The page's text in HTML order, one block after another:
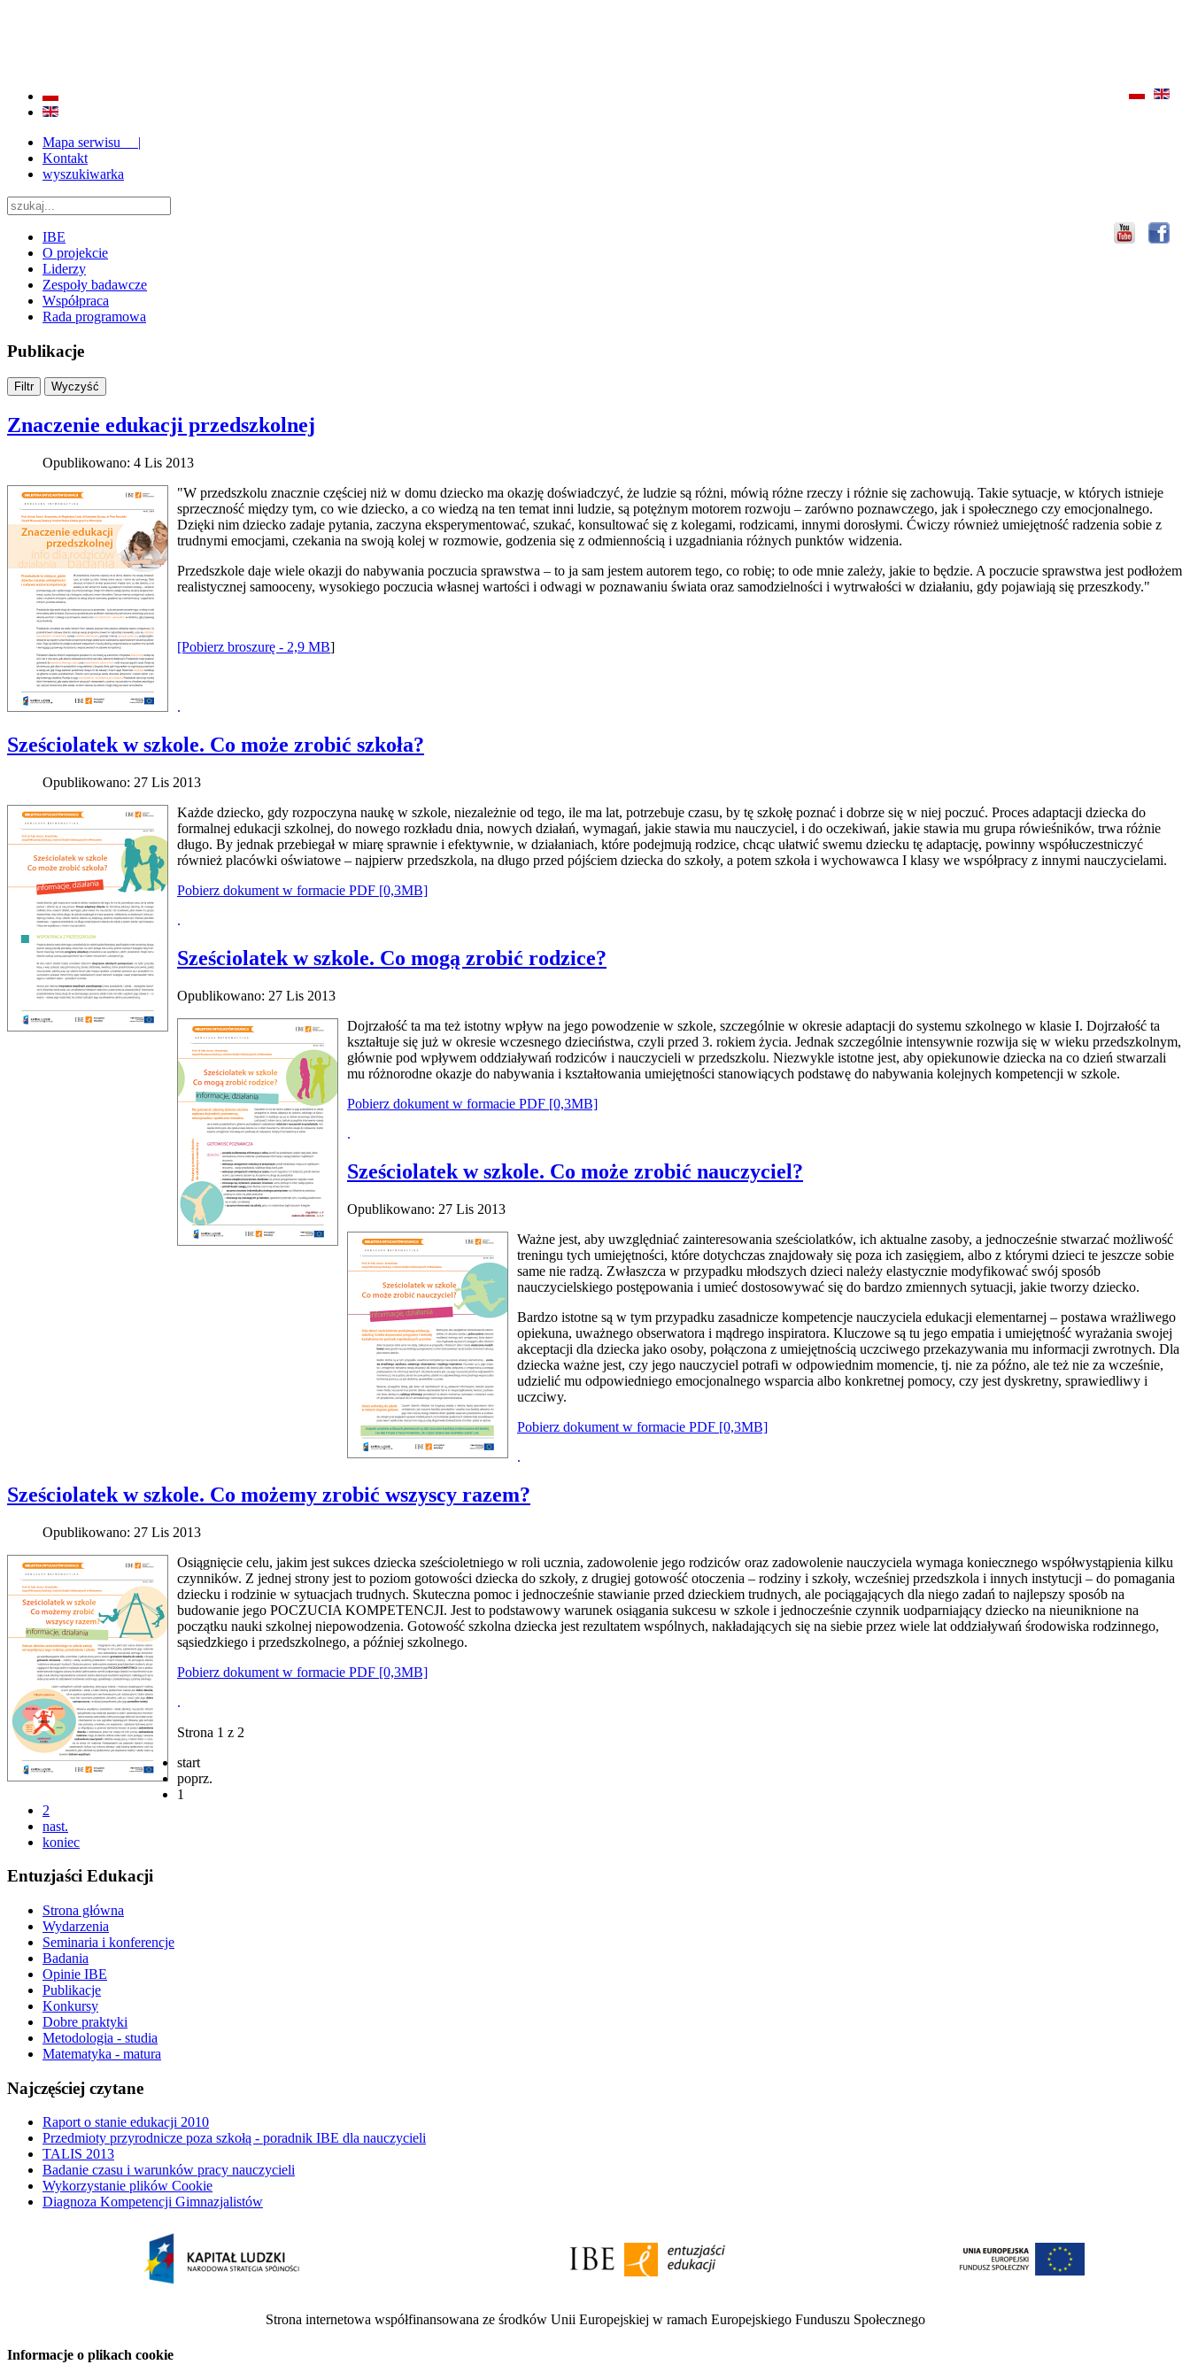
Mapa serwisu |
Kontakt
wyszukiwarka
IBE
O projekcie
Liderzy
Zespoły badawcze
Współpraca
Rada programowa
Publikacje
Znaczenie edukacji przedszkolnej
Opublikowano: 4 Lis 2013
"W przedszkolu znacznie częściej niż w domu dziecko ma okazję doświadczyć, że ludzie są różni, mówią różne rzeczy i różnie się zachowują. Takie sytuacje, w których istnieje
sprzeczność między tym, co wie dziecko, a co wiedzą na ten temat inni ludzie, są potężnym motorem rozwoju – zarówno poznawczego, jak i społecznego czy emocjonalnego.
Dzięki nim dziecko zadaje pytania, zaczyna eksperymentować, szukać, konsultować się z kolegami, rodzicami, innymi dorosłymi. Ćwiczy również umiejętność radzenia sobie z
trudnymi emocjami, czekania na swoją kolej w rozmowie, godzenia się z odmiennością i uzgadniania różnych punktów widzenia.
Przedszkole daje wiele okazji do nabywania poczucia sprawstwa – to ja sam jestem autorem tego, co robię; to ode mnie zależy, jakie to będzie. A poczucie sprawstwa jest podłożem
realistycznej samooceny, wysokiego poczucia własnej wartości i odwagi w poznawaniu świata oraz samodzielności i wytrwałości w działaniu, gdy pojawiają się przeszkody."
[Pobierz broszurę - 2,9 MB]
.
Sześciolatek w szkole. Co może zrobić szkoła?
Opublikowano: 27 Lis 2013
Każde dziecko, gdy rozpoczyna naukę w szkole, niezależnie od tego, ile ma lat, potrzebuje czasu, by tę szkołę poznać i dobrze się w niej poczuć. Proces adaptacji dziecka do
formalnej edukacji szkolnej, do nowego rozkładu dnia, nowych działań, wymagań, jakie stawia mu nauczyciel, i do oczekiwań, jakie stawia mu grupa rówieśników, trwa różnie
długo. By jednak przebiegał w miarę sprawnie i efektywnie, w działaniach, które podejmują rodzice, chcąc ułatwić swemu dziecku tę adaptację, powinny współuczestniczyć
również placówki oświatowe – najpierw przedszkola, na długo przed pójściem dziecka do szkoły, a potem szkoła i wychowawca I klasy we współpracy z innymi nauczycielami.
Pobierz dokument w formacie PDF [0,3MB]
.
Sześciolatek w szkole. Co mogą zrobić rodzice?
Opublikowano: 27 Lis 2013
Dojrzałość ta ma też istotny wpływ na jego powodzenie w szkole, szczególnie w okresie adaptacji do systemu szkolnego w klasie I. Dojrzałość ta
kształtuje się już w okresie wczesnego dzieciństwa, czyli przed 3. rokiem życia. Jednak szczególnie intensywnie rozwija się w wieku przedszkolnym,
głównie pod wpływem oddziaływań rodziców i nauczycieli w przedszkolu. Niezwykle istotne jest, aby opiekunowie dziecka na co dzień stwarzali
mu różnorodne okazje do nabywania i kształtowania umiejętności stanowiących podstawę do nabywania kolejnych kompetencji w szkole.
Pobierz dokument w formacie PDF [0,3MB]
.
Sześciolatek w szkole. Co może zrobić nauczyciel?
Opublikowano: 27 Lis 2013
Ważne jest, aby uwzględniać zainteresowania sześciolatków, ich aktualne zasoby, a jednocześnie stwarzać możliwość
treningu tych umiejętności, które dotychczas znajdowały się poza ich zasięgiem, albo z którymi dzieci te jeszcze sobie
same nie radzą. Zwłaszcza w przypadku młodszych dzieci należy elastycznie modyfikować swój sposób
nauczycielskiego postępowania i umieć dostosowywać się do bardzo zmiennych sytuacji, jakie tworzy dziecko.
Bardzo istotne są w tym przypadku zasadnicze kompetencje nauczyciela edukacji elementarnej – postawa wrażliwego
opiekuna, uważnego obserwatora i mądrego inspiratora. Kluczowe są tu jego empatia i umiejętność wyrażania swojej
akceptacji dla dziecka jako osoby, połączona z umiejętnością uczciwego przekazywania mu informacji zwrotnych. Dla
dziecka ważne jest, czy jego nauczyciel potrafi w odpowiednim momencie, tj. nie za późno, ale też nie za wcześnie,
udzielić mu odpowiedniego emocjonalnego wsparcia albo konkretnej pomocy, czy jest dyskretny, sprawiedliwy i
uczciwy.
Pobierz dokument w formacie PDF [0,3MB]
.
Sześciolatek w szkole. Co możemy zrobić wszyscy razem?
Opublikowano: 27 Lis 2013
Osiągnięcie celu, jakim jest sukces dziecka sześcioletniego w roli ucznia, zadowolenie jego rodziców oraz zadowolenie nauczyciela wymaga koniecznego współwystąpienia kilku
czynników. Z jednej strony jest to poziom gotowości dziecka do szkoły, z drugiej gotowość otoczenia – rodziny i szkoły, wcześniej przedszkola i innych instytucji – do pomagania
dziecku i rodzinie w sytuacjach trudnych. Skuteczna pomoc i jednocześnie stawianie przed dzieckiem trudnych, ale pociągających dla niego zadań to najlepszy sposób na
budowanie jego POCZUCIA KOMPETENCJI. Jest to podstawowy warunek osiągania sukcesu w szkole i jednocześnie czynnik uodparniający dziecko na nieuniknione na
początku nauki szkolnej niepowodzenia. Gotowość szkolna dziecka jest rezultatem wspólnych, nakładających się na siebie przez wiele lat oddziaływań środowiska rodzinnego,
sąsiedzkiego i przedszkolnego, a później szkolnego.
Pobierz dokument w formacie PDF [0,3MB]
.
Strona 1 z 2
start
poprz.
1
2
nast.
koniec
Entuzjaści Edukacji
Strona główna
Wydarzenia
Seminaria i konferencje
Badania
Opinie IBE
Publikacje
Konkursy
Dobre praktyki
Metodologia - studia
Matematyka - matura
Najczęściej czytane
Raport o stanie edukacji 2010
Przedmioty przyrodnicze poza szkołą - poradnik IBE dla nauczycieli
TALIS 2013
Badanie czasu i warunków pracy nauczycieli
Wykorzystanie plików Cookie
Diagnoza Kompetencji Gimnazjalistów
Strona internetowa współfinansowana ze środków Unii Europejskiej w ramach Europejskiego Funduszu Społecznego
Informacje o plikach cookie